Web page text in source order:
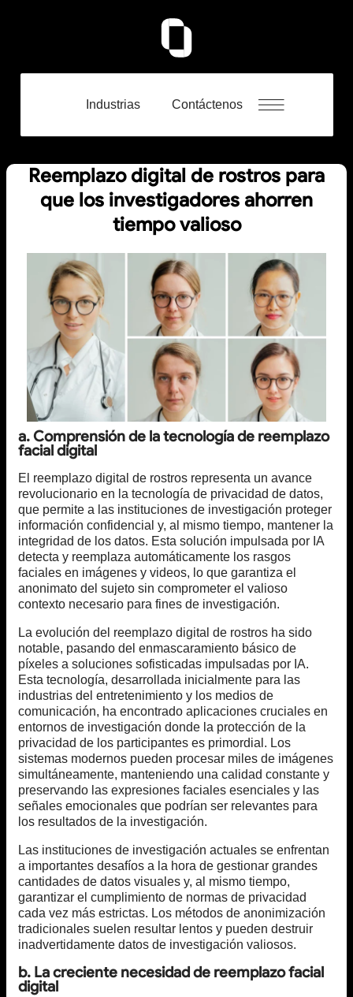
Industrias Contáctenos
Reemplazo digital de rostros para
que los investigadores ahorren
tiempo valioso
a. Comprensión de la tecnología de reemplazo
facial digital
El reemplazo digital de rostros representa un avance
revolucionario en la tecnología de privacidad de datos,
que permite a las instituciones de investigación proteger
información confidencial y, al mismo tiempo, mantener la
integridad de los datos. Esta solución impulsada por IA
detecta y reemplaza automáticamente los rasgos
faciales en imágenes y videos, lo que garantiza el
anonimato del sujeto sin comprometer el valioso
contexto necesario para fines de investigación.
La evolución del reemplazo digital de rostros ha sido
notable, pasando del enmascaramiento básico de
píxeles a soluciones sofisticadas impulsadas por IA.
Esta tecnología, desarrollada inicialmente para las
industrias del entretenimiento y los medios de
comunicación, ha encontrado aplicaciones cruciales en
entornos de investigación donde la protección de la
privacidad de los participantes es primordial. Los
sistemas modernos pueden procesar miles de imágenes
simultáneamente, manteniendo una calidad constante y
preservando las expresiones faciales esenciales y las
señales emocionales que podrían ser relevantes para
los resultados de la investigación.
Las instituciones de investigación actuales se enfrentan
a importantes desafíos a la hora de gestionar grandes
cantidades de datos visuales y, al mismo tiempo,
garantizar el cumplimiento de normas de privacidad
cada vez más estrictas. Los métodos de anonimización
tradicionales suelen resultar lentos y pueden destruir
inadvertidamente datos de investigación valiosos.
b. La creciente necesidad de reemplazo facial
digital